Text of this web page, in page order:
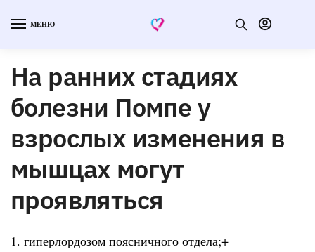
МЕНЮ
На ранних стадиях
болезни Помпе у
взрослых изменения в
мышцах могут
проявляться
1. гиперлордозом поясничного отдела;+